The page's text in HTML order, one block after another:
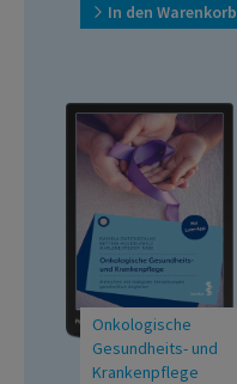
In den Warenkorb
Onkologische
Gesundheits- und
Krankenpflege